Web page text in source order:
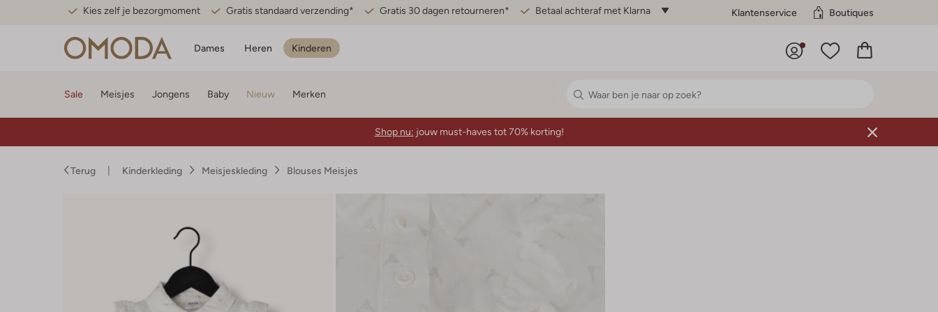
Kies zelf je bezorgmoment Gratis standaard verzending* Gratis 30 dagen retourneren* Betaal achteraf met Klarna Klantenservice Boutiques
Dames Heren Kinderen
Sale Meisjes Jongens Baby Nieuw Merken
Shop nu: jouw must-haves tot 70% korting!
Terug Kinderkleding Meisjeskleding Blouses Meisjes